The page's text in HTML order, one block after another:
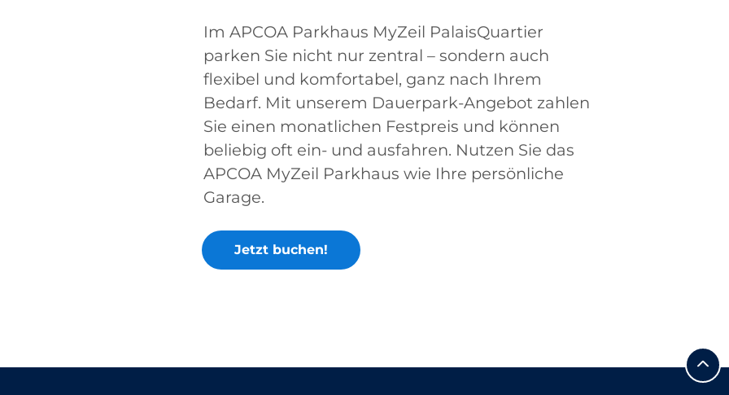
Im APCOA Parkhaus MyZeil PalaisQuartier
parken Sie nicht nur zentral – sondern auch
flexibel und komfortabel, ganz nach Ihrem
Bedarf. Mit unserem Dauerpark-Angebot zahlen
Sie einen monatlichen Festpreis und können
beliebig oft ein- und ausfahren. Nutzen Sie das
APCOA MyZeil Parkhaus wie Ihre persönliche
Garage.
Jetzt buchen!